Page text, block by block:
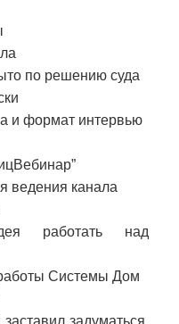
по решению суда
и формат интервью
ведения канала
работать над
Системы Дом
задуматься,